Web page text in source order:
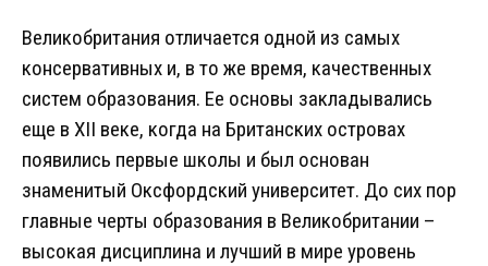
Великобритания отличается одной из самых
консервативных и, в то же время, качественных
систем образования. Ее основы закладывались
еще в XII веке, когда на Британских островах
появились первые школы и был основан
знаменитый Оксфордский университет. До сих пор
главные черты образования в Великобритании –
высокая дисциплина и лучший в мире уровень